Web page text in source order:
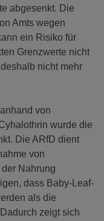
abgesenkt. Die
Amts wegen
ein Risiko für
Grenzwerte nicht
nicht mehr
von
wurde die
Die ARfD dient
von
Nahrung
dass Baby-Leaf-
als die
zeigt sich